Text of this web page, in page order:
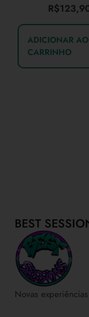
R$
ADICIONAR AO
CARRINHO
BEST
Novas